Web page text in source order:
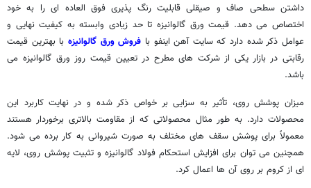
داشتن سطحی صاف و صیقلی قابلیت رنگ پذیری فوق العاده ای را به خود
اختصاص می دهد. قیمت ورق گالوانیزه تا حد زیادی وابسته به کیفیت نهایی و
عوامل ذکر شده دارد که سایت آهن اینفو با فروش ورق گالوانیزه با بهترین قیمت
رقابتی در بازار یکی از شرکت های مطرح در تعیین قیمت روز ورق گالوانیزه می
باشد.
میزان پوشش روی، تأثیر به سزایی بر خواص ذکر شده و در نهایت کاربرد این
محصولات دارد. به طور مثال محصولاتی که از مقاومت بالاتری برخوردار هستند
معمولاً برای پوشش سقف های مختلف به صورت شیروانی به کار برده می شود.
همچنین می توان برای افزایش استحکام فولاد گالوانیزه و تثبیت پوشش روی، لایه
ای از کروم بر روی آن ها اعمال کرد.